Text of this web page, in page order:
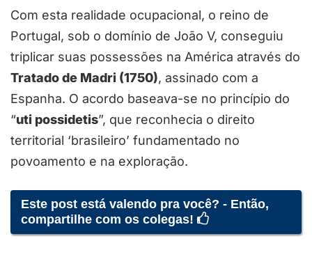
Com esta realidade ocupacional, o reino de
Portugal, sob o domínio de João V, conseguiu
triplicar suas possessões na América através do
Tratado de Madri (1750), assinado com a
Espanha. O acordo baseava-se no princípio do
“uti possidetis”, que reconhecia o direito
territorial ‘brasileiro’ fundamentado no
povoamento e na exploração.
Este post está valendo pra você? - Então,
compartilhe com os colegas!